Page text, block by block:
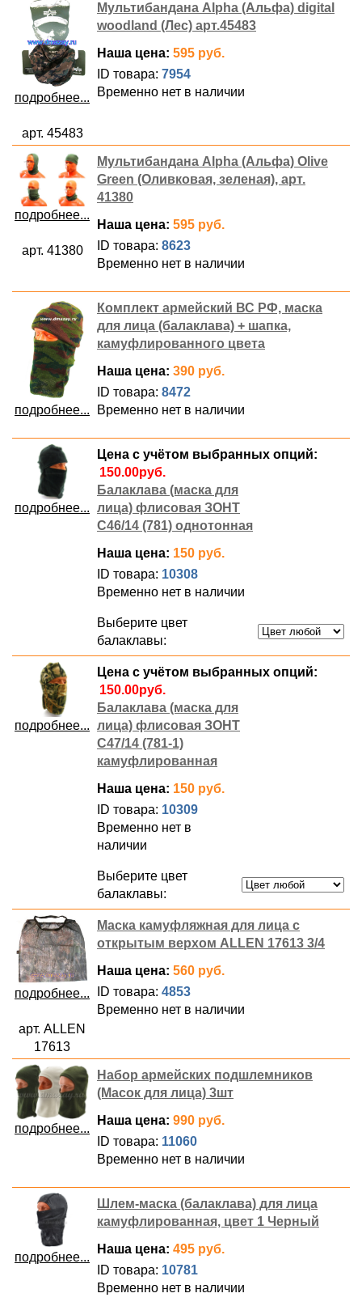
подробнее...
арт. 45483
Мультибандана Alpha (Альфа) digital
woodland (Лес) арт.45483
Наша цена: 595 руб.
ID товара: 7954
Временно нет в наличии
подробнее...
арт. 41380
Мультибандана Alpha (Альфа) Olive
Green (Оливковая, зеленая), арт.
41380
Наша цена: 595 руб.
ID товара: 8623
Временно нет в наличии
подробнее...
Комплект армейский ВС РФ, маска
для лица (балаклава) + шапка,
камуфлированного цвета
Наша цена: 390 руб.
ID товара: 8472
Временно нет в наличии
подробнее...
Цена с учётом выбранных опций:
Балаклава (маска для
лица) флисовая ЗОНТ
С46/14 (781) однотонная
Наша цена: 150 руб.
ID товара: 10308
Временно нет в наличии
Выберите цвет
балаклавы:
подробнее...
Цена с учётом выбранных опций:
Балаклава (маска для
лица) флисовая ЗОНТ
С47/14 (781-1)
камуфлированная
Наша цена: 150 руб.
ID товара: 10309
Временно нет в
наличии
Выберите цвет
балаклавы:
подробнее...
арт. ALLEN
17613
Маска камуфляжная для лица с
открытым верхом ALLEN 17613 3/4
Наша цена: 560 руб.
ID товара: 4853
Временно нет в наличии
подробнее...
Набор армейских подшлемников
(Масок для лица) 3шт
Наша цена: 990 руб.
ID товара: 11060
Временно нет в наличии
подробнее...
Шлем-маска (балаклава) для лица
камуфлированная, цвет 1 Черный
Наша цена: 495 руб.
ID товара: 10781
Временно нет в наличии